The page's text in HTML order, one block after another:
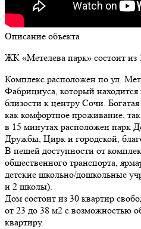
Описание объекта
ЖК «Метелева парк» состоит из
Комплекс расположен по ул.
Фабрициуса, который находится
близости к центру Сочи.
как комфортное проживание,
в 15 минутах расположен парк
Дружбы, Цирк и городской,
В пешей доступности от
общественного транспорта,
детские школьно/дошкольные
и 2 школы).
Дом состоит из 30 квартир
от 23 до 38 м2 с возможностью
квартиру.